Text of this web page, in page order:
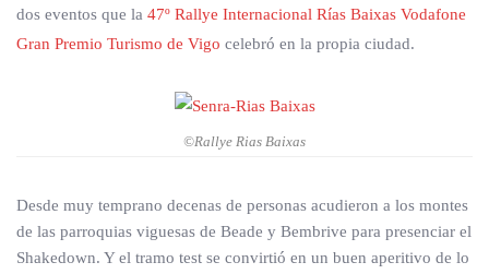
dos eventos que la 47º Rallye Internacional Rías Baixas Vodafone
Gran Premio Turismo de Vigo celebró en la propia ciudad.
©Rallye Rias Baixas
Desde muy temprano decenas de personas acudieron a los montes
de las parroquias viguesas de Beade y Bembrive para presenciar el
Shakedown. Y el tramo test se convirtió en un buen aperitivo de lo